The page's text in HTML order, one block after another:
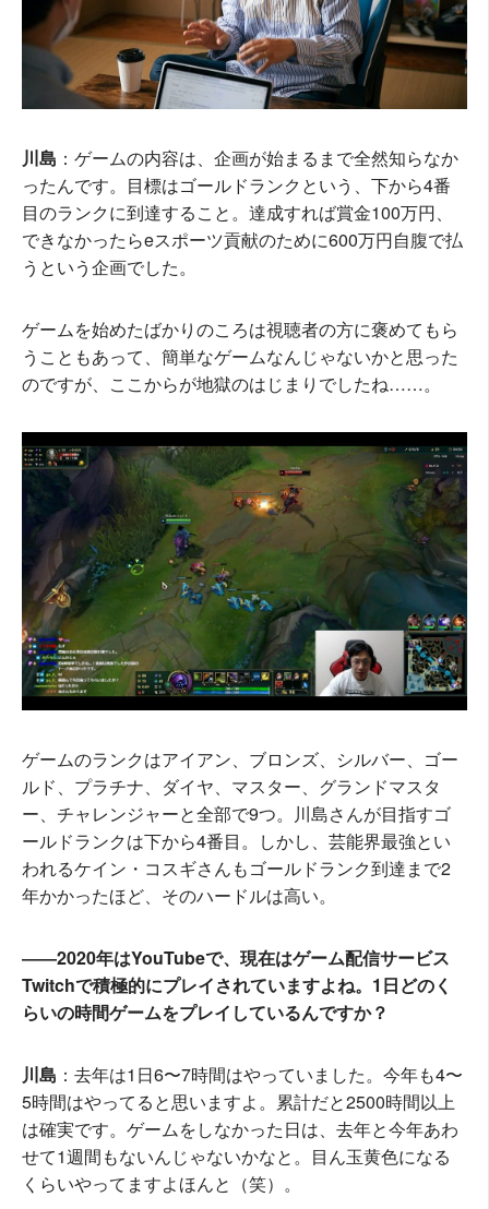
川島 ：ゲームの内容は、企画が始まるまで全然知らなか
ったんです。目標はゴールドランクという、下から4番
目のランクに到達すること。達成すれば賞金100万円、
できなかったらeスポーツ貢献のために600万円自腹で払
うという企画でした。
ゲームを始めたばかりのころは視聴者の方に褒めてもら
うこともあって、簡単なゲームなんじゃないかと思った
のですが、ここからが地獄のはじまりでしたね……。
ゲームのランクはアイアン、ブロンズ、シルバー、ゴー
ルド、プラチナ、ダイヤ、マスター、グランドマスタ
ー、チャレンジャーと全部で9つ。川島さんが目指すゴ
ールドランクは下から4番目。しかし、芸能界最強とい
われるケイン・コスギさんもゴールドランク到達まで2
年かかったほど、そのハードルは高い。
――2020年はYouTubeで、現在はゲーム配信サービス
Twitchで積極的にプレイされていますよね。1日どのく
らいの時間ゲームをプレイしているんですか？
川島 ：去年は1日6〜7時間はやっていました。今年も4〜
5時間はやってると思いますよ。累計だと2500時間以上
は確実です。ゲームをしなかった日は、去年と今年あわ
せて1週間もないんじゃないかなと。目ん玉黄色になる
くらいやってますよほんと（笑）。